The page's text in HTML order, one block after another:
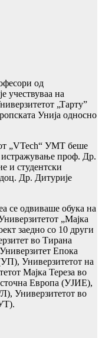
од
учествуваа на
„Тарту”
Унија односно
„VTech“ УМТ беше
истражување проф. Др.
и студентски
Др. Дитурије
се одвиваше обука на
„Мајка
заедно со 10 други
во Тирана
Епока
Универзитетот на
Мајка Тереза во
Европа (УЈИЕ),
Универзитетот во